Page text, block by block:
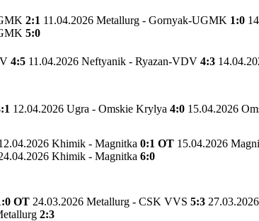
2:1 11.04.2026 Metallurg - Gornyak-UGMK 1:0
5:0
4:5 11.04.2026 Neftyanik - Ryazan-VDV 4:3
12.04.2026 Ugra - Omskie Krylya 4:0 15.04.2026
Khimik - Magnitka 0:1 OT 15.04.2026
Khimik - Magnitka 6:0
OT 24.03.2026 Metallurg - CSK VVS 5:3
2:3